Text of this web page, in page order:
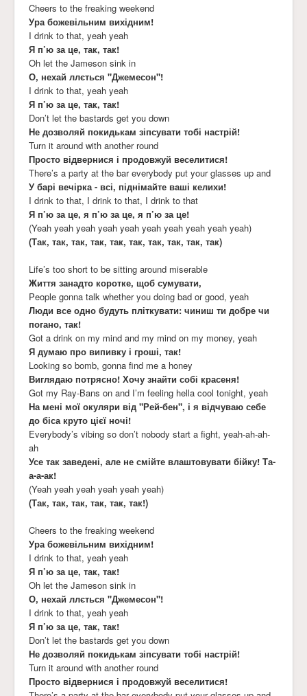
Cheers to the freaking weekend
Ура божевільним вихідним!
I drink to that, yeah yeah
Я п’ю за це, так, так!
Oh let the Jameson sink in
О, нехай ллється "Джемесон"!
I drink to that, yeah yeah
Я п’ю за це, так, так!
Don’t let the bastards get you down
Не дозволяй покидькам зіпсувати тобі настрій!
Turn it around with another round
Просто відвернися і продовжуй веселитися!
There’s a party at the bar everybody put your glasses up and
У барі вечірка - всі, піднімайте ваші келихи!
I drink to that, I drink to that, I drink to that
Я п’ю за це, я п’ю за це, я п’ю за це!
(Yeah yeah yeah yeah yeah yeah yeah yeah yeah yeah)
(Так, так, так, так, так, так, так, так, так, так)
Life’s too short to be sitting around miserable
Життя занадто коротке, щоб сумувати,
People gonna talk whether you doing bad or good, yeah
Люди все одно будуть пліткувати: чиниш ти добре чи
погано, так!
Got a drink on my mind and my mind on my money, yeah
Я думаю про випивку і гроші, так!
Looking so bomb, gonna find me a honey
Виглядаю потрясно! Хочу знайти собі красеня!
Got my Ray-Bans on and I’m feeling hella cool tonight, yeah
На мені мої окуляри від "Рей-бен", і я відчуваю себе
до біса круто цієї ночі!
Everybody’s vibing so don’t nobody start a fight, yeah-ah-ah-
ah
Усе так заведені, але не смійте влаштовувати бійку! Та-
а-а-ак!
(Yeah yeah yeah yeah yeah yeah)
(Так, так, так, так, так, так!)
Cheers to the freaking weekend
Ура божевільним вихідним!
I drink to that, yeah yeah
Я п’ю за це, так, так!
Oh let the Jameson sink in
О, нехай ллється "Джемесон"!
I drink to that, yeah yeah
Я п’ю за це, так, так!
Don’t let the bastards get you down
Не дозволяй покидькам зіпсувати тобі настрій!
Turn it around with another round
Просто відвернися і продовжуй веселитися!